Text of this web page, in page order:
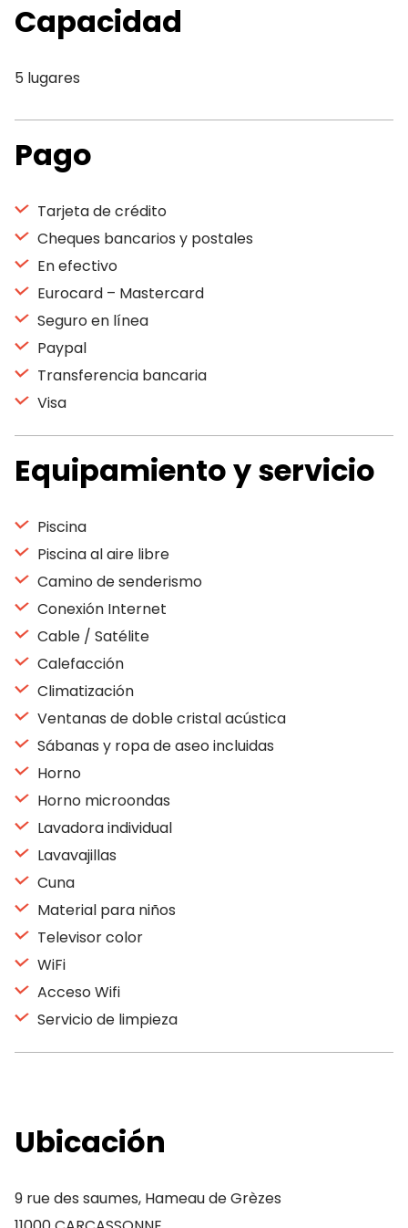
Capacidad
5 lugares
Pago
Tarjeta de crédito
Cheques bancarios y postales
En efectivo
Eurocard – Mastercard
Seguro en línea
Paypal
Transferencia bancaria
Visa
Equipamiento y servicio
Piscina
Piscina al aire libre
Camino de senderismo
Conexión Internet
Cable / Satélite
Calefacción
Climatización
Ventanas de doble cristal acústica
Sábanas y ropa de aseo incluidas
Horno
Horno microondas
Lavadora individual
Lavavajillas
Cuna
Material para niños
Televisor color
WiFi
Acceso Wifi
Servicio de limpieza
Ubicación
9 rue des saumes, Hameau de Grèzes